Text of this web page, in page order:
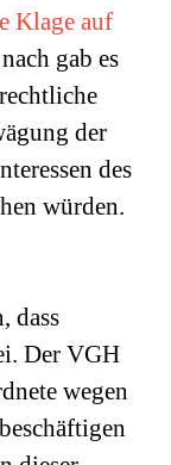
Klage auf
gab es
der
des
würden.
dass
Der VGH
wegen